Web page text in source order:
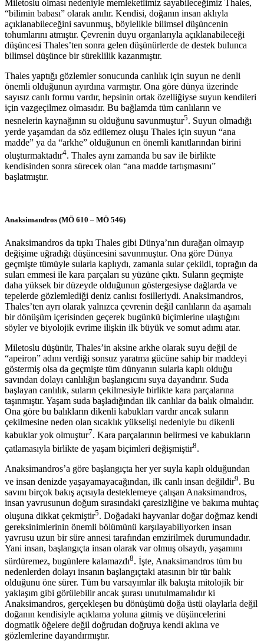
Miletoslu olması nedeniyle memleketlimiz sayabileceğimiz Thales,
“bilimin babası” olarak anılır. Kendisi, doğanın insan aklıyla
açıklanabileceğini savunmuş, böylelikle bilimsel düşüncenin
tohumlarını atmıştır. Çevrenin duyu organlarıyla açıklanabileceği
düşüncesi Thales’ten sonra gelen düşünürlerde de destek bulunca
bilimsel düşünce bir süreklilik kazanmıştır.
Thales yaptığı gözlemler sonucunda canlılık için suyun ne denli
önemli olduğunun ayırdına varmıştır. Ona göre dünya üzerinde
sayısız canlı formu vardır, hepsinin ortak özelliğiyse suyun kendileri
için vazgeçilmez olmasıdır. Bu bağlamda tüm canlıların ve
nesnelerin kaynağının su olduğunu savunmuştur5. Suyun olmadığı
yerde yaşamdan da söz edilemez oluşu Thales için suyun “ana
madde” ya da “arkhe” olduğunun en önemli kanıtlarından birini
oluşturmaktadır4. Thales aynı zamanda bu sav ile birlikte
kendisinden sonra sürecek olan “ana madde tartışmasını”
başlatmıştır.
Anaksimandros (MÖ 610 – MÖ 546)
Anaksimandros da tıpkı Thales gibi Dünya’nın durağan olmayıp
değişime uğradığı düşüncesini savunmuştur. Ona göre Dünya
geçmişte tümüyle sularla kaplıydı, zamanla sular çekildi, toprağın da
suları emmesi ile kara parçaları su yüzüne çıktı. Suların geçmişte
daha yüksek bir düzeyde olduğunun göstergesiyse dağlarda ve
tepelerde gözlemlediği deniz canlısı fosilleriydi. Anaksimandros,
Thales’ten ayrı olarak yalnızca çevrenin değil canlıların da aşamalı
bir dönüşüm içerisinden geçerek bugünkü biçimlerine ulaştığını
söyler ve biyolojik evrime ilişkin ilk büyük ve somut adımı atar.
Miletoslu düşünür, Thales’in aksine arkhe olarak suyu değil de
“apeiron” adını verdiği sonsuz yaratma gücüne sahip bir maddeyi
göstermiş olsa da geçmişte tüm dünyanın sularla kaplı olduğu
savından dolayı canlılığın başlangıcını suya dayandırır. Suda
başlayan canlılık, suların çekilmesiyle birlikte kara parçalarına
taşınmıştır. Yaşam suda başladığından ilk canlılar da balık olmalıdır.
Ona göre bu balıkların dikenli kabukları vardır ancak suların
çekilmesine neden olan sıcaklık yükselişi nedeniyle bu dikenli
kabuklar yok olmuştur7. Kara parçalarının belirmesi ve kabukların
çatlamasıyla birlikte de yaşam biçimleri değişmiştir8.
Anaksimandros’a göre başlangıçta her yer suyla kaplı olduğundan
ve insan denizde yaşayamayacağından, ilk canlı insan değildir9. Bu
savını birçok bakış açısıyla desteklemeye çalışan Anaksimandros,
insan yavrusunun doğum sırasındaki çaresizliğine ve bakıma muhtaç
oluşuna dikkat çekmiştir5. Doğadaki hayvanlar doğar doğmaz kendi
gereksinimlerinin önemli bölümünü karşılayabiliyorken insan
yavrusu uzun bir süre annesi tarafından emzirilmek durumundadır.
Yani insan, başlangıçta insan olarak var olmuş olsaydı, yaşamını
sürdüremez, bugünlere kalamazdı8. İşte, Anaksimandros tüm bu
nedenlerden dolayı insanın başlangıçtaki atasının bir tür balık
olduğunu öne sürer. Tüm bu varsayımlar ilk bakışta mitolojik bir
yaklaşım gibi görülebilir ancak şurası unutulmamalıdır ki
Anaksimandros, gerçekleşen bu dönüşümü doğa üstü olaylarla değil
doğanın kendisiyle açıklama yoluna gitmiş ve düşüncelerini
dogmatik öğelere değil doğrudan doğruya kendi aklına ve
gözlemlerine dayandırmıştır.